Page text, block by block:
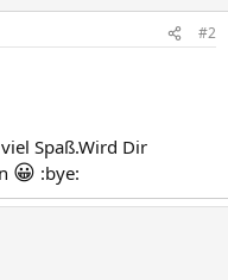
#2
Spaß.Wird Dir
😀 :bye: